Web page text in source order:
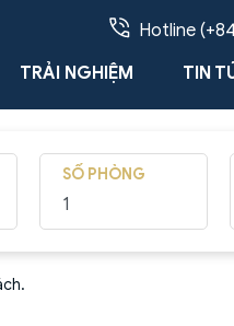
Hotline
TRẢI NGHIỆM TIN
SỐ PHÒNG